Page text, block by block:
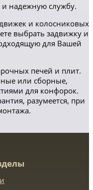
и надежную службу.
и колосниковых
выбрать задвижку и
для Вашей
печей и плит.
или сборные,
для конфорок.
разумеется, при